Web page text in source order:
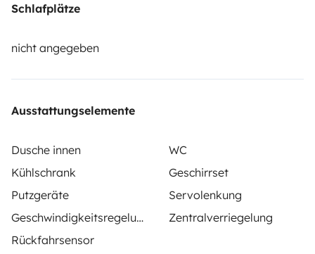
Schlafplätze
nicht angegeben
Ausstattungselemente
Dusche innen
WC
Kühlschrank
Geschirrset
Putzgeräte
Servolenkung
Geschwindigkeitsregelung
Zentralverriegelung
Rückfahrsensor